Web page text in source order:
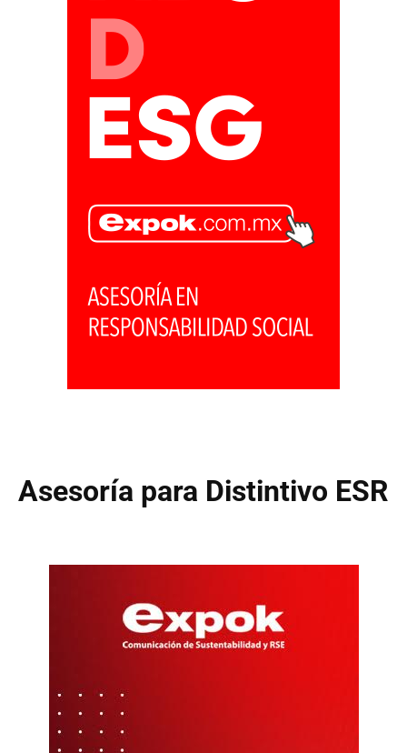
Asesoría para Distintivo ESR